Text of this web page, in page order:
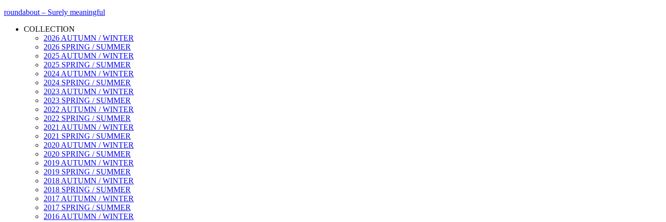
roundabout – Surely meaningful
COLLECTION
2026 AUTUMN / WINTER
2026 SPRING / SUMMER
2025 AUTUMN / WINTER
2025 SPRING / SUMMER
2024 AUTUMN / WINTER
2024 SPRING / SUMMER
2023 AUTUMN / WINTER
2023 SPRING / SUMMER
2022 AUTUMN / WINTER
2022 SPRING / SUMMER
2021 AUTUMN / WINTER
2021 SPRING / SUMMER
2020 AUTUMN / WINTER
2020 SPRING / SUMMER
2019 AUTUMN / WINTER
2019 SPRING / SUMMER
2018 AUTUMN / WINTER
2018 SPRING / SUMMER
2017 AUTUMN / WINTER
2017 SPRING / SUMMER
2016 AUTUMN / WINTER